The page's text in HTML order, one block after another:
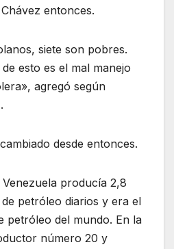
entonces.
siete son pobres.
esto es el mal manejo
agregó según
desde entonces.
producía 2,8
petróleo diarios y era el
petróleo del mundo. En la
número 20 y